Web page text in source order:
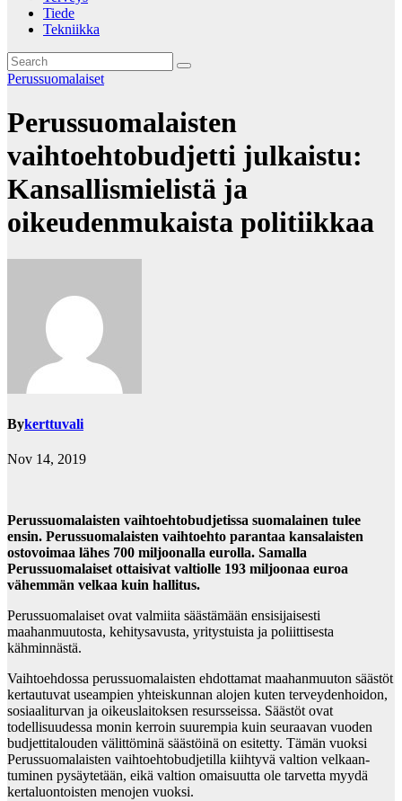
Tiede
Tekniikka
Perussuomalaiset
Perussuomalaisten
vaihtoehtobudjetti julkaistu:
Kansallismielistä ja
oikeudenmukaista politiikkaa
Bykerttuvali
Nov 14, 2019
Perussuomalaisten vaihtoehtobudjetissa suomalainen tulee
ensin. Perussuomalaisten vaihtoehto parantaa kansalaisten
ostovoimaa lähes 700 miljoonalla eurolla. Samalla
Perussuomalaiset ottaisi­vat valtiolle 193 miljoonaa euroa
vähemmän velkaa kuin hallitus.
Perussuomalaiset ovat valmiita säästämään ensisijaisesti
maahanmuutosta, kehitysavusta, yritys­tuista ja poliittisesta
kähminnästä.
Vaihtoehdossa perussuomalaisten ehdottamat maahanmuuton säästöt
kertautuvat useampien yhteiskunnan alojen kuten terveydenhoidon,
sosiaaliturvan ja oikeuslaitoksen resursseissa. Säästöt ovat
todellisuudessa monin kerroin suurempia kuin seuraavan vuoden
budjettitalouden välittöminä säästöinä on esitetty. Tämän vuoksi
Perussuomalaisten vaihtoehtobudjetilla kiihtyvä valtion velkaan­
tuminen pysäytetään, eikä valtion omaisuutta ole tarvetta myydä
kertaluontoisten menojen vuoksi.